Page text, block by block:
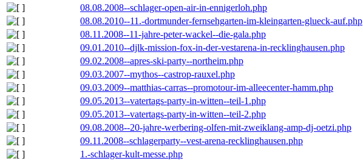
08.08.2008--schlager-open-air-in-ennigerloh.php
08.08.2010--11.-dortmunder-fernsehgarten-im-kleingarten-glueck-auf.php
08.11.2008--11-jahre-peter-wackel--die-gala.php
09.01.2010--djlk-mission-fox-in-der-vestarena-in-recklinghausen.php
09.02.2008--apres-ski-party--northeim.php
09.03.2007--mythos--castrop-rauxel.php
09.03.2009--matthias-carras--promotour-im-alleecenter-hamm.php
09.05.2013--vatertags-party-in-witten--teil-1.php
09.05.2013--vatertags-party-in-witten--teil-2.php
09.08.2008--20-jahre-werbering-olfen-mit-zweiklang-amp-dj-oetzi.php
09.11.2008--schlagerparty--vest-arena-recklinghausen.php
1.-schlager-kult-messe.php